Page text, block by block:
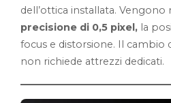
dell’ottica installata.
precisione di 0,5 pixel, la
focus e distorsione. Il cambio
non richiede attrezzi dedicati.